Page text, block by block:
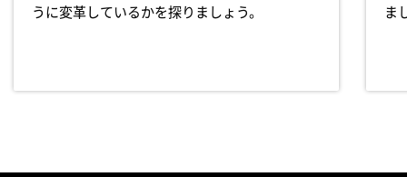
うに変革しているかを探りましょう。
ま